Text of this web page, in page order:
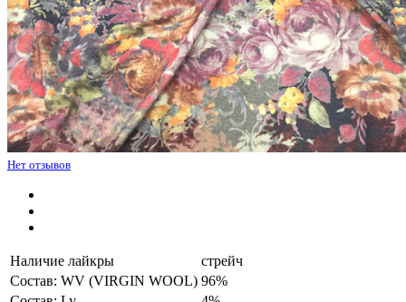
Нет отзывов
Наличие лайкры
стрейч
Состав: WV (VIRGIN WOOL) 96%